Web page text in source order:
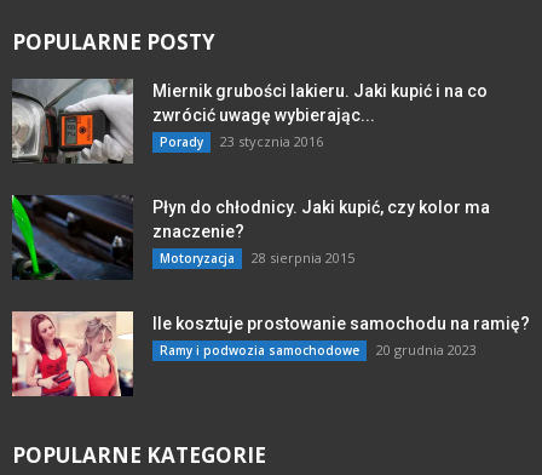
POPULARNE POSTY
Miernik grubości lakieru. Jaki kupić i na co
zwrócić uwagę wybierając...
Porady 23 stycznia 2016
Płyn do chłodnicy. Jaki kupić, czy kolor ma
znaczenie?
Motoryzacja 28 sierpnia 2015
Ile kosztuje prostowanie samochodu na ramię?
Ramy i podwozia samochodowe 20 grudnia 2023
POPULARNE KATEGORIE